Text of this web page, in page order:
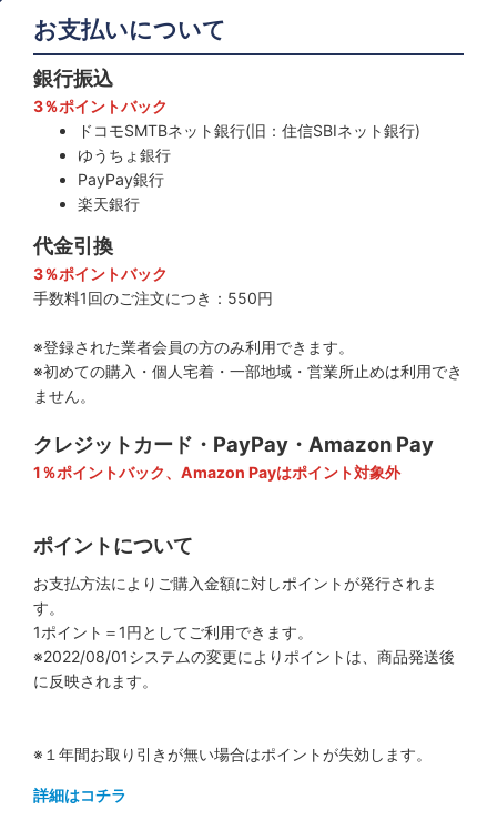
お支払いについて
銀行振込
3％ポイントバック
ドコモSMTBネット銀行(旧：住信SBIネット銀行)
ゆうちょ銀行
PayPay銀行
楽天銀行
代金引換
3％ポイントバック
手数料1回のご注文につき：550円
※登録された業者会員の方のみ利用できます。
※初めての購入・個人宅着・一部地域・営業所止めは利用でき
ません。
クレジットカード・PayPay・Amazon Pay
1％ポイントバック、Amazon Payはポイント対象外
ポイントについて
お支払方法によりご購入金額に対しポイントが発行されま
す。
1ポイント＝1円としてご利用できます。
※2022/08/01システムの変更によりポイントは、商品発送後
に反映されます。
※１年間お取り引きが無い場合はポイントが失効します。
詳細はコチラ